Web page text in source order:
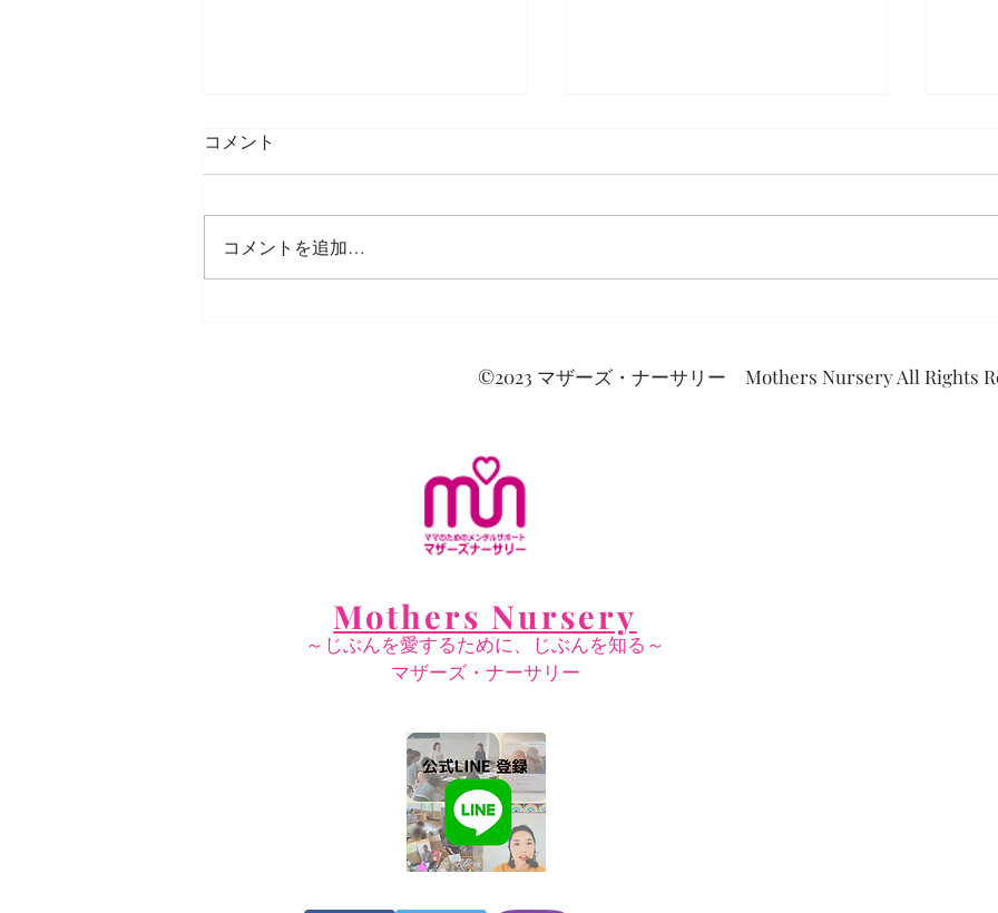
1年温めて
コメント
コメントを追加…
©2023 マザーズ・ナーサリー Mothers Nursery All Rights
Mothers Nursery
～じぶんを愛するために、じぶんを知る～
​マザーズ・ナーサリー